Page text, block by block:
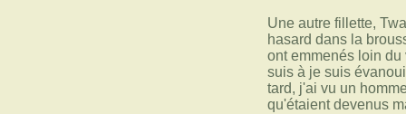
Une autre fillette,
hasard dans la
ont emmenés loin
suis à je suis
tard, j'ai vu un
qu'étaient devenus